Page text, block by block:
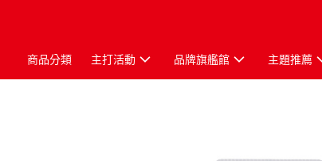
商品分類 主打活動 品牌旗艦館 主題推薦